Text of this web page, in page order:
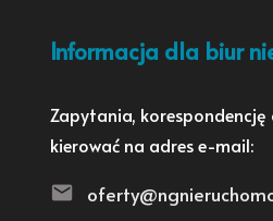
Informacja dla biur
Zapytania,
kierować na adres e-mail: